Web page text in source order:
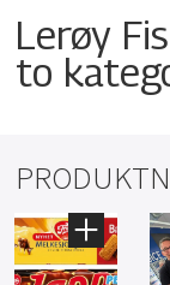
Lerøy
to